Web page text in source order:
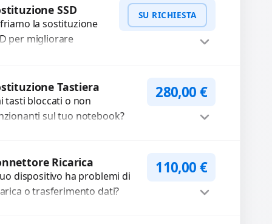
il sistema per
SSD
la sostituzione
per migliorare
i dati
SU RICHIESTA
PreventivoTastiera
tasti bloccati o non
sul tuo notebook?
di alta qualità...
280,00€
Ricarica
dispositivo ha problemi di
o trasferimento dati?
110,00€